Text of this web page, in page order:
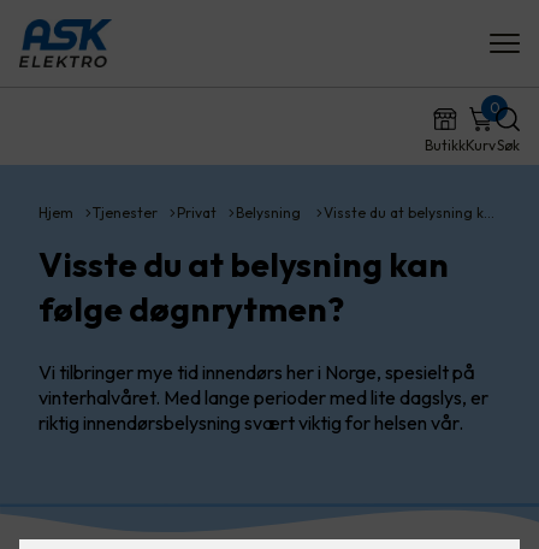
ButikkKurv
0
Søk
Hjem Tjenester Privat Belysning Visste du at belysning k…
Visste du at belysning kan
følge døgnrytmen?
Vi tilbringer mye tid innendørs her i Norge, spesielt på
vinterhalvåret. Med lange perioder med lite dagslys, er
riktig innendørsbelysning svært viktig for helsen vår.